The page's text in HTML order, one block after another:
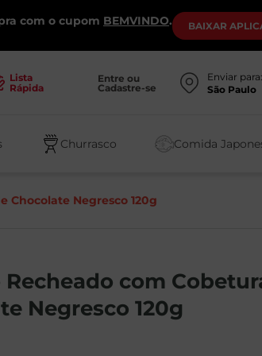
com o cupom BEMVINDO. BAIXAR
Lista
Rápida
Entre ou
Cadastre-se
Enviar para:
São Paulo
Churrasco Comida
Chocolate Negresco 120g
com
Negresco 120g